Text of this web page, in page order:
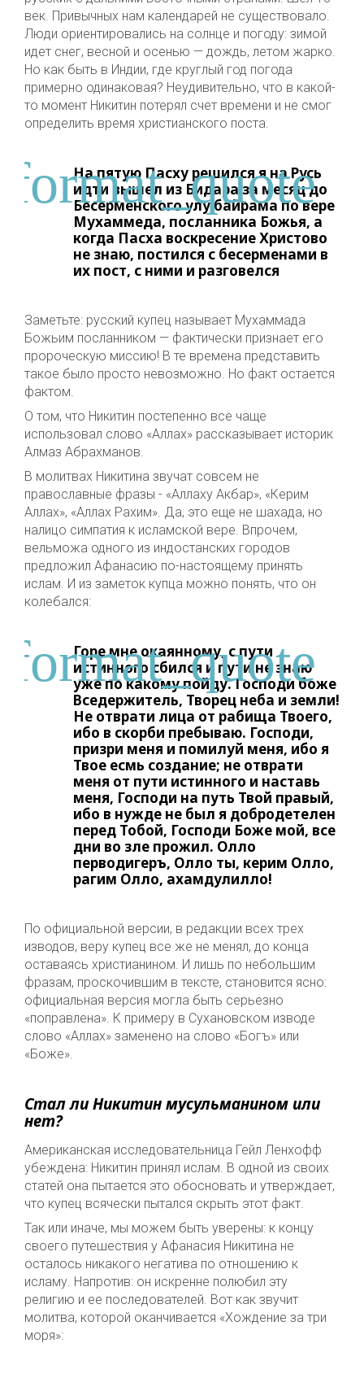
век. Привычных нам календарей не существовало.
Люди ориентировались на солнце и погоду: зимой
идет снег, весной и осенью — дождь, летом жарко.
Но как быть в Индии, где круглый год погода
примерно одинаковая? Неудивительно, что в какой-
то момент Никитин потерял счет времени и не смог
определить время христианского поста.
На пятую Пасху решился я на Русь
идти вышел из Бидара за месяц до
Бесерменского улу байрама по вере
Мухаммеда, посланника Божья, а
когда Пасха воскресение Христово
не знаю, постился с бесерменами в
их пост, с ними и разговелся
Заметьте: русский купец называет Мухаммада
Божьим посланником — фактически признает его
пророческую миссию! В те времена представить
такое было просто невозможно. Но факт остается
фактом.
О том, что Никитин постепенно все чаще
использовал слово «Аллах» рассказывает историк
Алмаз Абрахманов.
В молитвах Никитина звучат совсем не
православные фразы - «Аллаху Акбар», «Керим
Аллах», «Аллах Рахим». Да, это еще не шахада, но
налицо симпатия к исламской вере. Впрочем,
вельможа одного из индостанских городов
предложил Афанасию по-настоящему принять
ислам. И из заметок купца можно понять, что он
колебался:
Горе мне окаянному, с пути
истинного сбился и пути не знаю
уже по какому пойду. Господи боже
Вседержитель, Творец неба и земли!
Не отврати лица от рабища Твоего,
ибо в скорби пребываю. Господи,
призри меня и помилуй меня, ибо я
Твое есмь создание; не отврати
меня от пути истинного и наставь
меня, Господи на путь Твой правый,
ибо в нужде не был я добродетелен
перед Тобой, Господи Боже мой, все
дни во зле прожил. Олло
перводигеръ, Олло ты, керим Олло,
рагим Олло, ахамдулилло!
По официальной версии, в редакции всех трех
изводов, веру купец все же не менял, до конца
оставаясь христианином. И лишь по небольшим
фразам, проскочившим в тексте, становится ясно:
официальная версия могла быть серьезно
«поправлена». К примеру в Сухановском изводе
слово «Аллах» заменено на слово «Богъ» или
«Боже».
Стал ли Никитин мусульманином или
нет?
Американская исследовательница Гейл Ленхофф
убеждена: Никитин принял ислам. В одной из своих
статей она пытается это обосновать и утверждает,
что купец всячески пытался скрыть этот факт.
Так или иначе, мы можем быть уверены: к концу
своего путешествия у Афанасия Никитина не
осталось никакого негатива по отношению к
исламу. Напротив: он искренне полюбил эту
религию и ее последователей. Вот как звучит
молитва, которой оканчивается «Хождение за три
моря»: